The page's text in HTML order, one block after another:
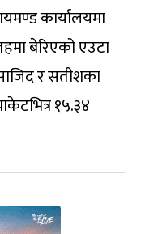
कार्यालयमा
बेरिएको एउटा
र सतीशका
१५.३४